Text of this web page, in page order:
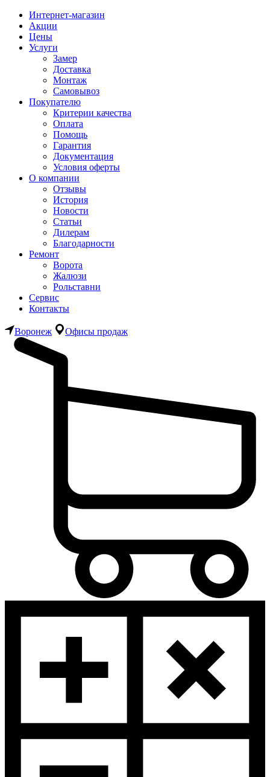
Интернет-магазин
Акции
Цены
Услуги
Замер
Доставка
Монтаж
Самовывоз
Покупателю
Критерии качества
Оплата
Помощь
Гарантия
Документация
Условия оферты
О компании
Отзывы
История
Новости
Статьи
Дилерам
Благодарности
Ремонт
Ворота
Жалюзи
Рольставни
Сервис
Контакты
Воронеж Офисы продаж